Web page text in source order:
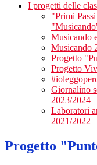
I progetti delle
"Primi
Musicando
Musicando
Progetto
Progetto
Giornalino
2023/2024
Laboratori
2021/2022
Progetto